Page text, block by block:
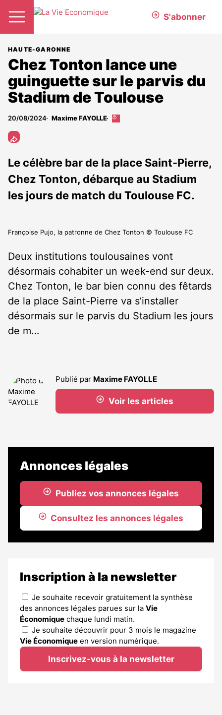
S'abonner
HAUTE-GARONNE
Chez Tonton lance une
guinguette sur le parvis du
Stadium de Toulouse
20/08/2024 Maxime FAYOLLE
Cet
abonnés
Le célèbre bar de la place Saint-Pierre,
Chez Tonton, débarque au Stadium
les jours de match du Toulouse FC.
Françoise Pujo, la patronne de Chez Tonton © Toulouse FC
Deux institutions toulousaines vont
désormais cohabiter un week-end sur deux.
Chez Tonton, le bar bien connu des fêtards
de la place Saint-Pierre va s’installer
désormais sur le parvis du Stadium les jours
de m…
Publié par Maxime FAYOLLE
Voir les articles
Annonces légales
Publiez vos annonces légales
Consultez les annonces légales
Inscription à la newsletter
Je souhaite recevoir gratuitement la synthèse
des annonces légales parues sur la Vie
Économique chaque lundi matin.
Je souhaite découvrir pour 3 mois le magazine
Vie Économique en version numérique.
Inscrivez-vous à la newsletter